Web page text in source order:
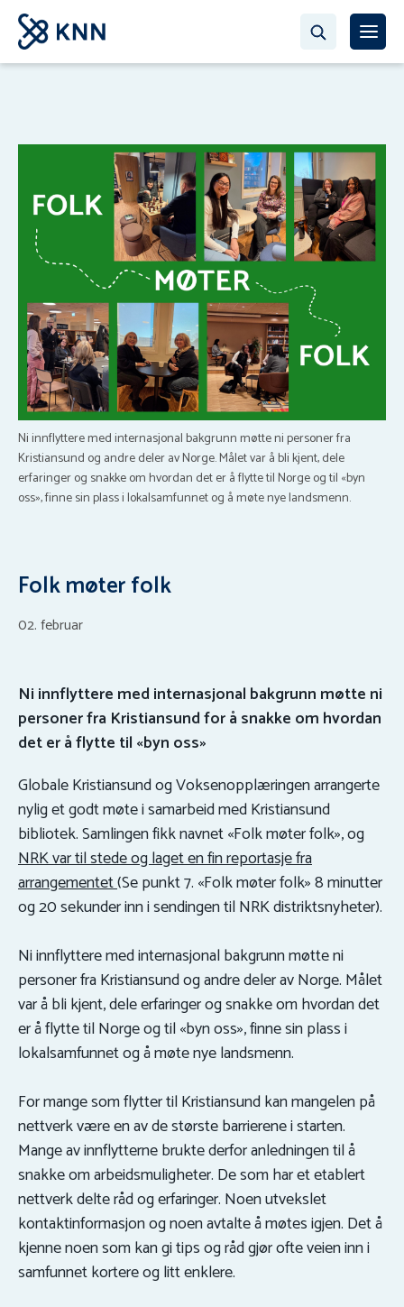
Ni innflyttere med internasjonal bakgrunn møtte ni personer fra
Kristiansund og andre deler av Norge. Målet var å bli kjent, dele
erfaringer og snakke om hvordan det er å flytte til Norge og til «byn
oss», finne sin plass i lokalsamfunnet og å møte nye landsmenn.
Folk møter folk
02. februar
Ni innflyttere med internasjonal bakgrunn møtte ni
personer fra Kristiansund for å snakke om hvordan
det er å flytte til «byn oss»
Globale Kristiansund og Voksenopplæringen arrangerte
nylig et godt møte i samarbeid med Kristiansund
bibliotek. Samlingen fikk navnet «Folk møter folk», og
NRK var til stede og laget en fin reportasje fra
arrangementet(Se punkt 7. «Folk møter folk» 8 minutter
og 20 sekunder inn i sendingen til NRK distriktsnyheter).
Ni innflyttere med internasjonal bakgrunn møtte ni
personer fra Kristiansund og andre deler av Norge. Målet
var å bli kjent, dele erfaringer og snakke om hvordan det
er å flytte til Norge og til «byn oss», finne sin plass i
lokalsamfunnet og å møte nye landsmenn.
For mange som flytter til Kristiansund kan mangelen på
nettverk være en av de største barrierene i starten.
Mange av innflytterne brukte derfor anledningen til å
snakke om arbeidsmuligheter. De som har et etablert
nettverk delte råd og erfaringer. Noen utvekslet
kontaktinformasjon og noen avtalte å møtes igjen. Det å
kjenne noen som kan gi tips og råd gjør ofte veien inn i
samfunnet kortere og litt enklere.